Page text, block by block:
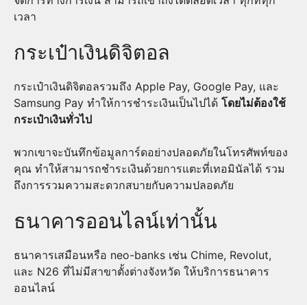
เวลา
กระเป๋าเงินดิจิตอล
กระเป๋าเงินดิจิตอลรวมถึง Apple Pay, Google Pay, และ
Samsung Pay ทำให้การชำระเงินเป็นไปได้ โดยไม่ต้องใช้
กระเป๋าเงินทั่วไป
พวกเขาจะบันทึกข้อมูลการ์ดอย่างปลอดภัยในโทรศัพท์ของ
คุณ ทำให้สามารถชำระเงินด้วยการแตะที่เทอมินัลได้ รวม
ถึงการรวมความสะดวกสบายกับความปลอดภัย
​ธนาคารออนไลน์เท่านั้น
​ธนาคารเสมือนหรือ neo-banks เช่น Chime, Revolut,
และ N26 ที่ไม่มีสาขาตั้งต่างจังหวัด ให้บริการธนาคาร
ออนไลน์